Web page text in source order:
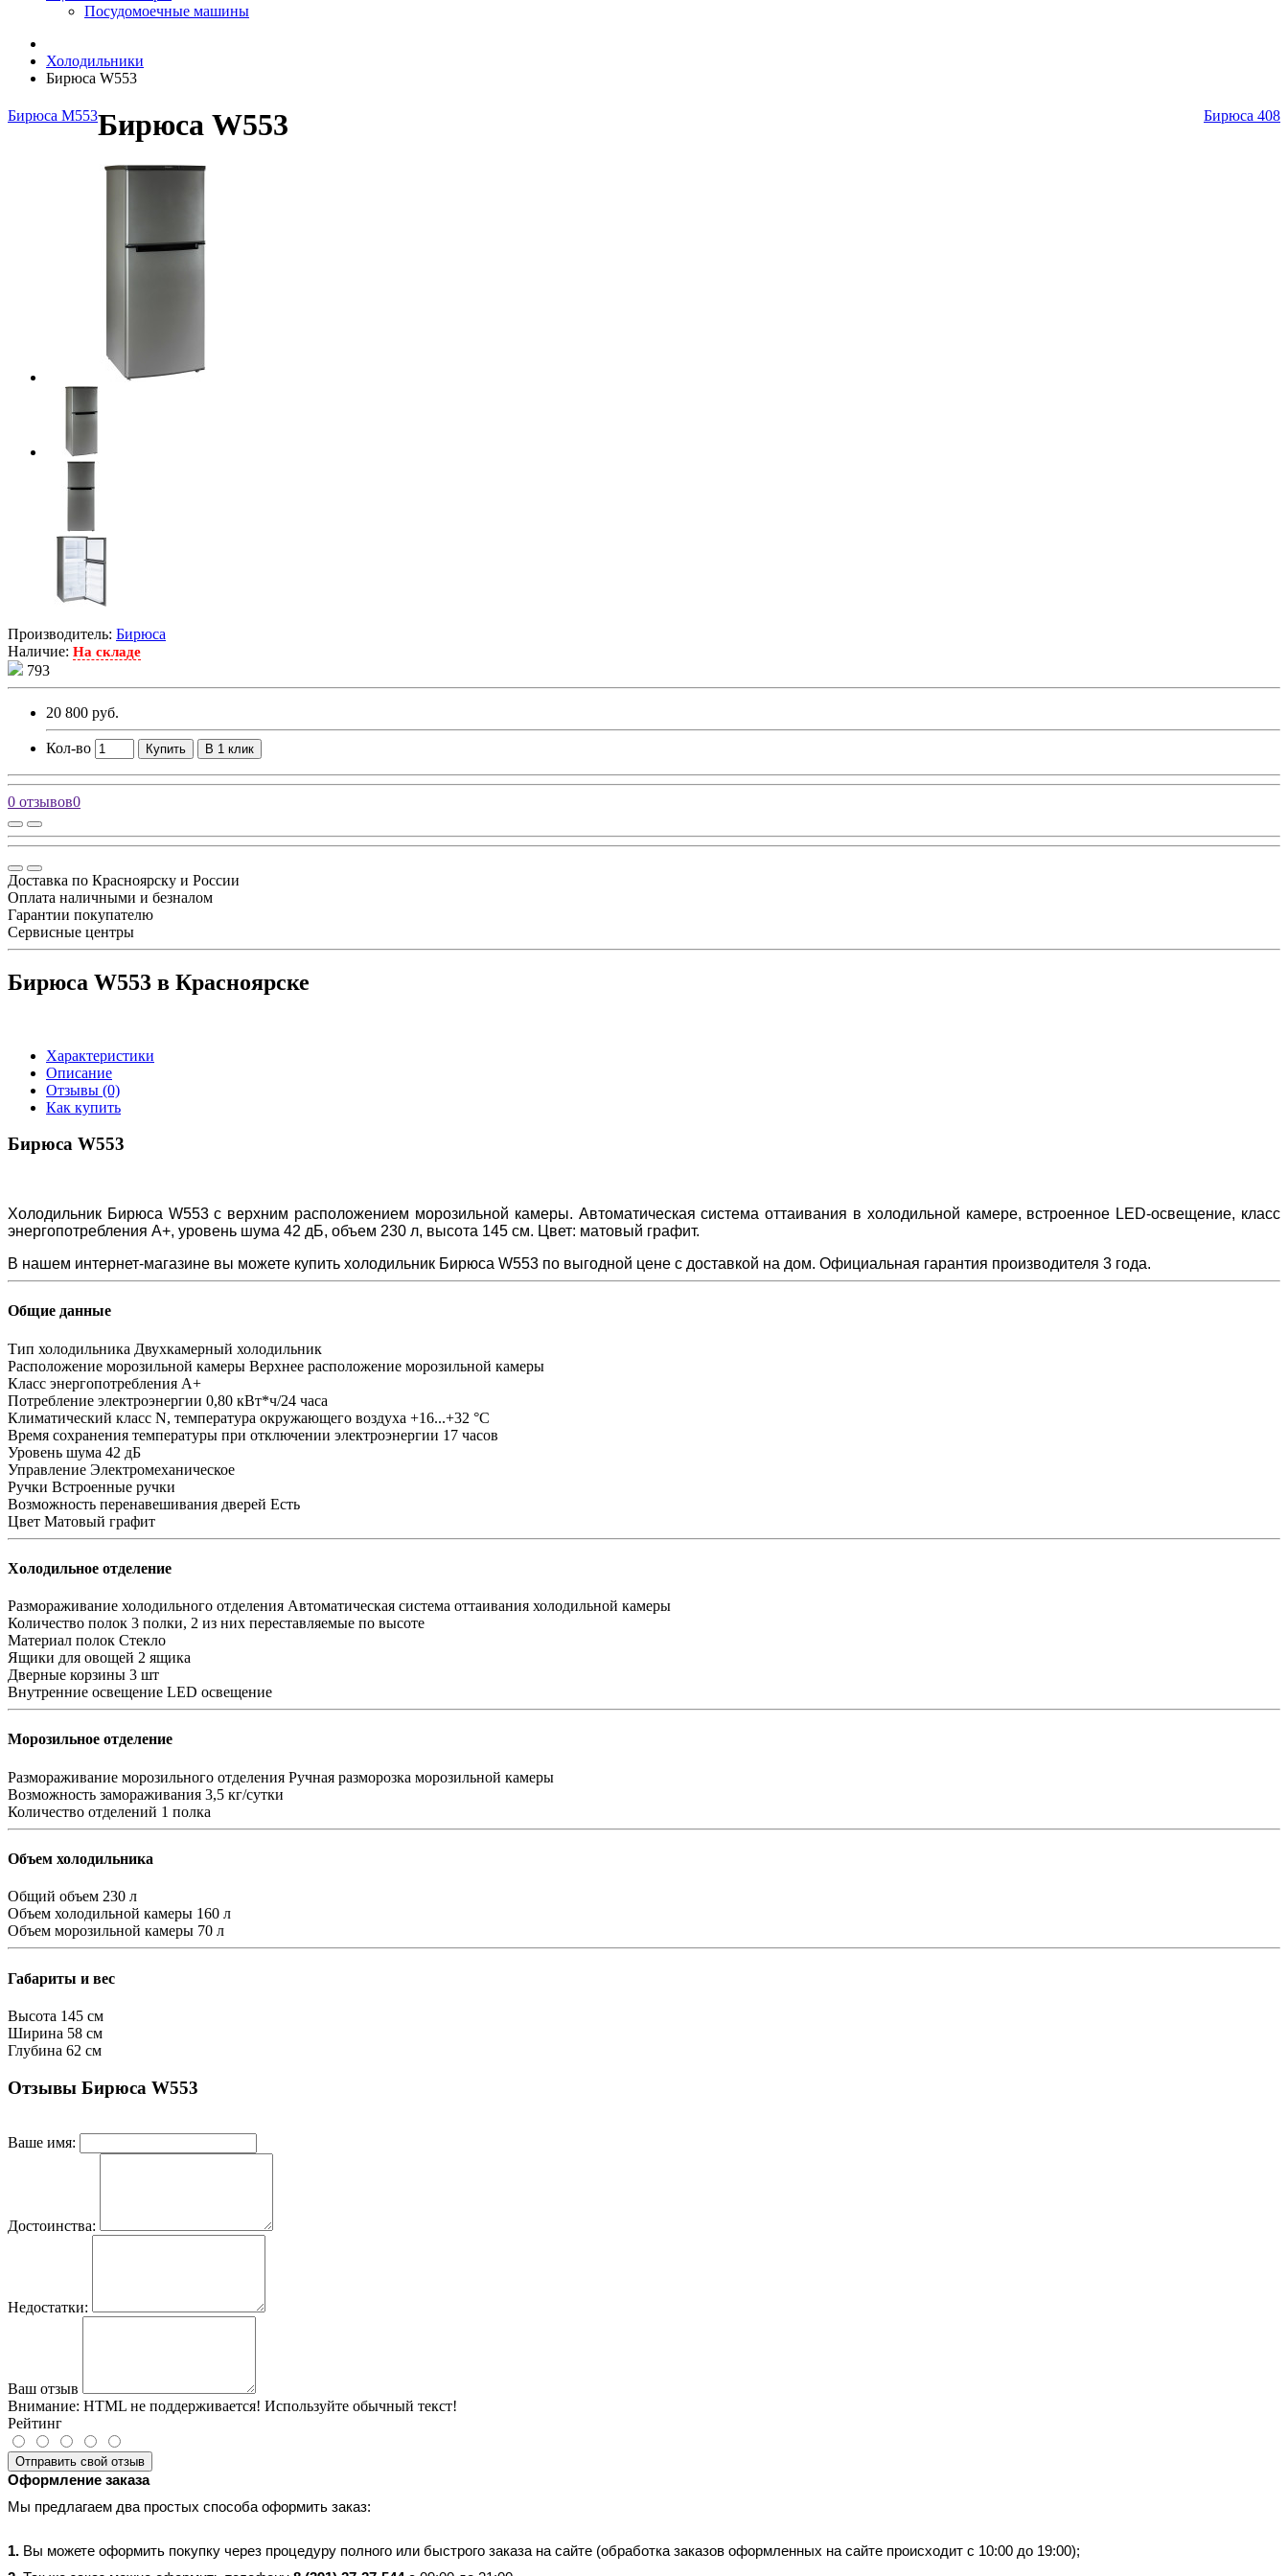
Посудомоечные машины
Холодильники
Бирюса W553
Бирюса M553 Бирюса 408
Бирюса W553
Производитель: Бирюса
Наличие: На складе
793
20 800 руб.
Кол-во Купить В 1 клик
0 отзывов0
Доставка по Красноярску и России
Оплата наличными и безналом
Гарантии покупателю
Сервисные центры
Бирюса W553 в Красноярске
Характеристики
Описание
Отзывы (0)
Как купить
Бирюса W553
Холодильник Бирюса W553 с верхним расположением морозильной камеры. Автоматическая система оттаивания в холодильной камере, встроенное LED-освещение, класс
энергопотребления A+, уровень шума 42 дБ, объем 230 л, высота 145 см. Цвет: матовый графит.
В нашем интернет-магазине вы можете купить холодильник Бирюса W553 по выгодной цене с доставкой на дом. Официальная гарантия производителя 3 года.
Общие данные
Тип холодильника Двухкамерный холодильник
Расположение морозильной камеры Верхнее расположение морозильной камеры
Класс энергопотребления A+
Потребление электроэнергии 0,80 кВт*ч/24 часа
Климатический класс N, температура окружающего воздуха +16...+32 °C
Время сохранения температуры при отключении электроэнергии 17 часов
Уровень шума 42 дБ
Управление Электромеханическое
Ручки Встроенные ручки
Возможность перенавешивания дверей Есть
Цвет Матовый графит
Холодильное отделение
Размораживание холодильного отделения Автоматическая система оттаивания холодильной камеры
Количество полок 3 полки, 2 из них переставляемые по высоте
Материал полок Стекло
Ящики для овощей 2 ящика
Дверные корзины 3 шт
Внутренние освещение LED освещение
Морозильное отделение
Размораживание морозильного отделения Ручная разморозка морозильной камеры
Возможность замораживания 3,5 кг/сутки
Количество отделений 1 полка
Объем холодильника
Общий объем 230 л
Объем холодильной камеры 160 л
Объем морозильной камеры 70 л
Габариты и вес
Высота 145 см
Ширина 58 см
Глубина 62 см
Отзывы Бирюса W553
Ваше имя:
Достоинства:
Недостатки:
Ваш отзыв
Внимание: HTML не поддерживается! Используйте обычный текст!
Рейтинг
Отправить свой отзыв
Оформление заказа
Мы предлагаем два простых способа оформить заказ:
1. Вы можете оформить покупку через процедуру полного или быстрого заказа на сайте (обработка заказов оформленных на сайте происходит с 10:00 до 19:00);